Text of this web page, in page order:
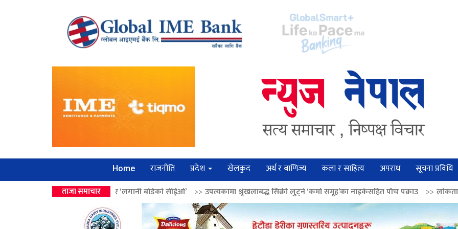
Home राजनीति प्रदेश खेलकुद अर्थ र बाणिज्य कला र साहित्य अपराध सूचना प्रविधि
ताजा समाचार
उपहार ‘लगानी बोर्डको सीईओ’ >> उपत्यकामा श्रृंखलाबद्ध सिक्री लुट्ने ‘कर्मा समूह’का नाइकेसहित पाँच पक्राउ >>लोकतान्त्रिक मूल्य सुदृढ